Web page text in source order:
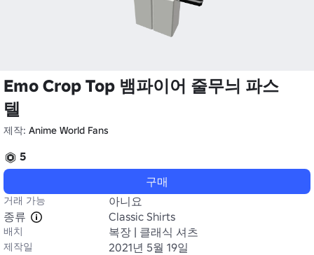
Emo Crop Top 뱀파이어 줄무늬 파스
텔
제작: Anime World Fans
5
구매
거래 가능
아니요
종류
Classic Shirts
배치 복장 | 클래식 셔츠
제작일 2021년 5월 19일